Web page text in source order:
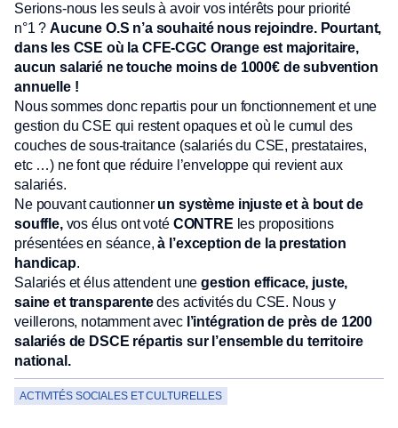
Serions-nous les seuls à avoir vos intérêts pour priorité
n°1 ?Aucune O.S n’a souhaité nous rejoindre. Pourtant,
dans les CSE où la CFE-CGC Orange est majoritaire,
aucun salarié ne touche moins de 1000€ de subvention
annuelle !
Nous sommes donc repartis pour un fonctionnement et une
gestion du CSE qui restent opaques et où le cumul des
couches de sous-traitance (salariés du CSE, prestataires,
etc …) ne font que réduire l’enveloppe qui revient aux
salariés.
Ne pouvant cautionnerun système injuste et à bout de
souffle, vos élus ont votéCONTRE les propositions
présentées en séance,à l’exception de la prestation
handicap.
Salariés et élus attendent unegestion efficace, juste,
saine et transparentedes activités du CSE. Nous y
veillerons, notamment avec l’intégration de près de 1200
salariés de DSCE répartis sur l’ensemble du territoire
national.
ACTIVITÉS SOCIALES ET CULTURELLES